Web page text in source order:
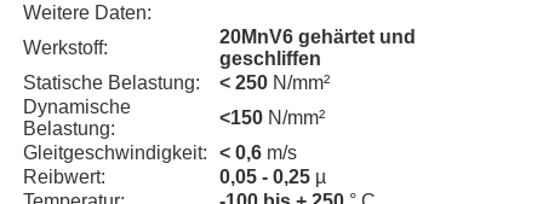
Weitere Daten:
Werkstoff:
20MnV6 gehärtet und
geschliffen
Statische Belastung:
< 250 N/mm²
Dynamische
Belastung:
<150 N/mm²
Gleitgeschwindigkeit:
< 0,6 m/s
Reibwert:
0,05 - 0,25 µ